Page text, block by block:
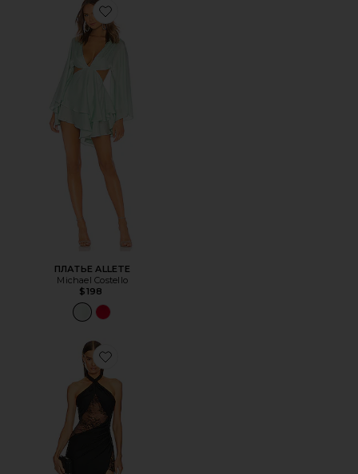
Favorite ПЛАТЬЕ ALLETE
ПЛАТЬЕ ALLETE
Michael Costello
$198
Favorite ВЕЧЕРНЕЕ ПЛАТЬЕ JOSEPHINE